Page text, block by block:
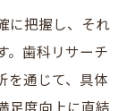
に把握し、それ
。歯科リサーチ
を通じて、具体
足度向上に直結